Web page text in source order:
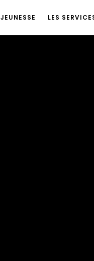
JEUNESSE LES